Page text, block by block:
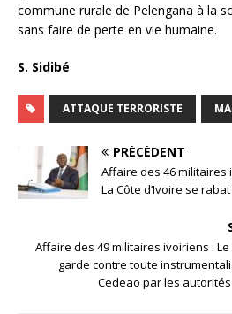
commune rurale de Pelengana à la
sans faire de perte en vie humaine.
S. Sidibé
ATTAQUE TERRORISTE
PRÉCÉDENT
Affaire des 46
La Côte d’Ivoire se
Affaire des 49 militaires ivoiriens :
garde contre toute
Cedeao par les